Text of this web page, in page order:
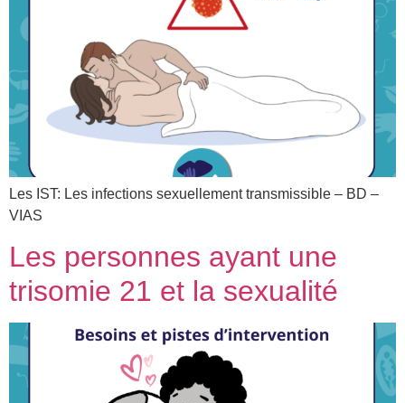
Les IST: Les infections sexuellement transmissible – BD –
VIAS
Les personnes ayant une
trisomie 21 et la sexualité